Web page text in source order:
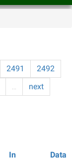
2491
2492
…
next
In
Data